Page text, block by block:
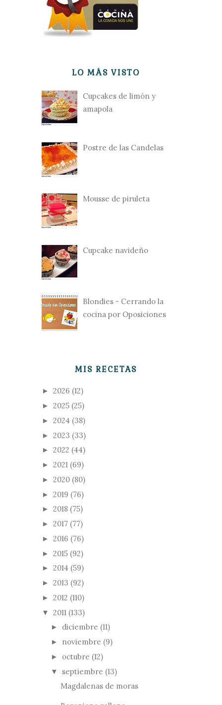
LO MÁS VISTO
Cupcakes de limón y
amapola
Postre de las Candelas
Mousse de piruleta
Cupcake navideño
Blondies - Cerrando la
cocina por Oposiciones
MIS RECETAS
► 2026 (12)
► 2025 (25)
► 2024 (38)
► 2023 (33)
► 2022 (44)
► 2021 (69)
► 2020 (80)
► 2019 (76)
► 2018 (75)
► 2017 (77)
► 2016 (76)
► 2015 (92)
► 2014 (59)
► 2013 (92)
► 2012 (110)
▼ 2011 (133)
► diciembre (11)
► noviembre (9)
► octubre (12)
▼ septiembre (13)
Magdalenas de moras